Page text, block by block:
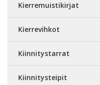
Kierremuistikirjat
Kierrevihkot
Kiinnitystarrat
Kiinnitysteipit